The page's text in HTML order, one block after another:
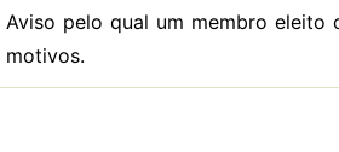
Aviso pelo qual um membro eleito
motivos.